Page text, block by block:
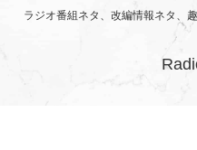
ラジオ番組ネタ、改編情報ネタ、